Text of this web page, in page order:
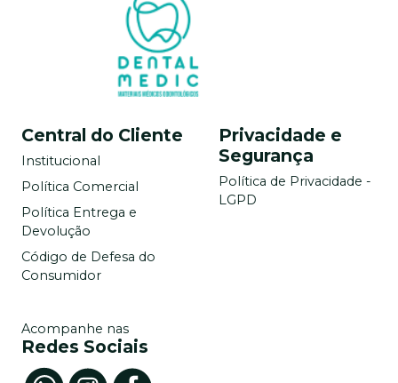
Central do Cliente
Institucional
Política Comercial
Política Entrega e
Devolução
Código de Defesa do
Consumidor
Privacidade e
Segurança
Política de Privacidade -
LGPD
Acompanhe nas
Redes Sociais